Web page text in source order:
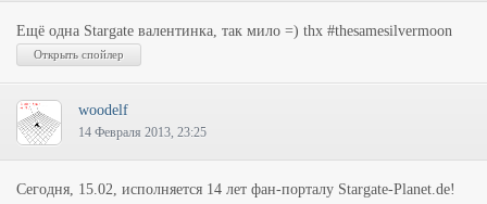
Ещё одна Stargate валентинка, так мило =) thx #thesamesilvermoon
woodelf
14 Февраля 2013, 23:25
Сегодня, 15.02, исполняется 14 лет фан-порталу Stargate-Planet.de!